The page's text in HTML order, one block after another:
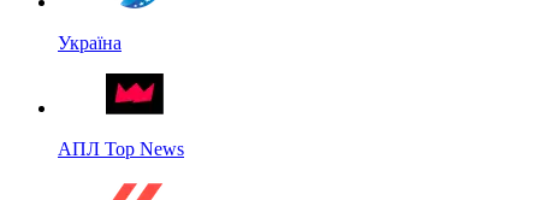
Україна
АПЛ Top News